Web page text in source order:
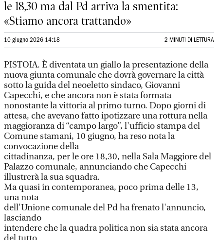
le 18,30 ma dal Pd arriva la smentita:
«Stiamo ancora trattando»
10 giugno 2026 14:18 2 MINUTI DI LETTURA
PISTOIA. È diventata un giallo la presentazione della
nuova giunta comunale che dovrà governare la città
sotto la guida del neoeletto sindaco, Giovanni
Capecchi, e che ancora non è stata formata
nonostante la vittoria al primo turno. Dopo giorni di
attesa, che avevano fatto ipotizzare una rottura nella
maggioranza di “campo largo”, l'ufficio stampa del
Comune stamani, 10 giugno, ha reso nota la
convocazione della
cittadinanza, per le ore 18,30, nella Sala Maggiore del
Palazzo comunale, annunciando che Capecchi
illustrerà la sua squadra.
Ma quasi in contemporanea, poco prima delle 13,
una nota
dell'Unione comunale del Pd ha frenato l'annuncio,
lasciando
intendere che la quadra politica non sia stata ancora